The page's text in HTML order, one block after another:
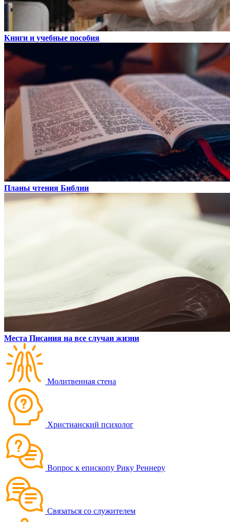
Книги и учебные пособия
Планы чтения Библии
Места Писания на все случаи жизни
Молитвенная стена
Христианский психолог
Вопрос к епископу Рику Реннеру
Связаться со служителем